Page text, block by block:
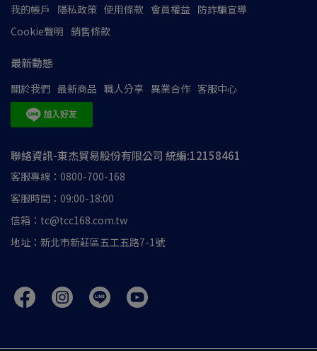
我的帳戶 隱私政策 使用條款 會員權益 防詐騙宣導
Cookie聲明 銷售條款
最新動態
關於我們 最新商品 職人分享 異業合作 客服中心
聯絡資訊-東杰貿易股份有限公司 統編:12158461
客服專線：0800-700-168
客服時間：09:00-18:00
信箱：tc@tcc168.com.tw
地址：新北市新莊區五工五路7-1號